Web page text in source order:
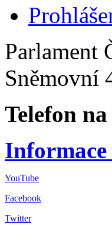
Parlament
Sněmovní
Telefon
Informace
YouTube
Facebook
Twitter